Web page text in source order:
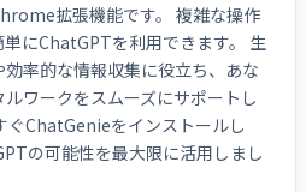
拡張機能です。 複雑な操作
単にChatGPTを利用できます。 生
効率的な情報収集に役立ち、あな
ルワークをスムーズにサポートし
ぐChatGenieをインストールし
の可能性を最大限に活用しまし